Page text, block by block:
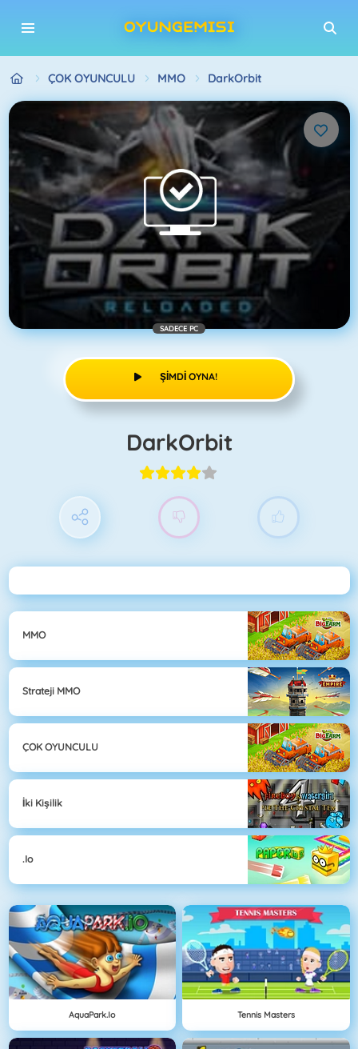
ÇOK OYUNCULU MMO DarkOrbit
SADECE PC
ŞIMDI OYNA!
DarkOrbit
MMO
Strateji MMO
ÇOK OYUNCULU
İki Kişilik
.io
AquaPark.io Tennis Masters